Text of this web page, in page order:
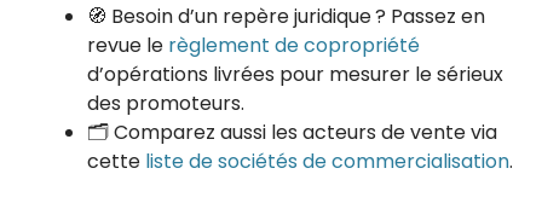
🧭 Besoin d’un repère juridique ? Passez en
revue le règlement de copropriété
d’opérations livrées pour mesurer le sérieux
des promoteurs.
🗂️ Comparez aussi les acteurs de vente via
cette liste de sociétés de commercialisation.